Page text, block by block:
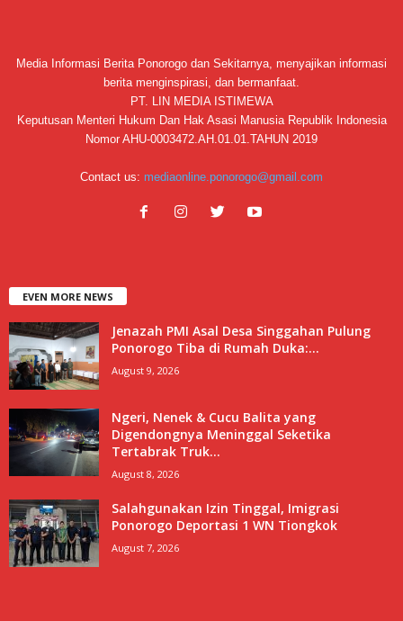
Media Informasi Berita Ponorogo dan Sekitarnya, menyajikan informasi
berita menginspirasi, dan bermanfaat.
PT. LIN MEDIA ISTIMEWA
Keputusan Menteri Hukum Dan Hak Asasi Manusia Republik Indonesia
Nomor AHU-0003472.AH.01.01.TAHUN 2019
Contact us: mediaonline.ponorogo@gmail.com
EVEN MORE NEWS
Jenazah PMI Asal Desa Singgahan Pulung
Ponorogo Tiba di Rumah Duka:...
August 9, 2026
Ngeri, Nenek & Cucu Balita yang
Digendongnya Meninggal Seketika
Tertabrak Truk...
August 8, 2026
Salahgunakan Izin Tinggal, Imigrasi
Ponorogo Deportasi 1 WN Tiongkok
August 7, 2026